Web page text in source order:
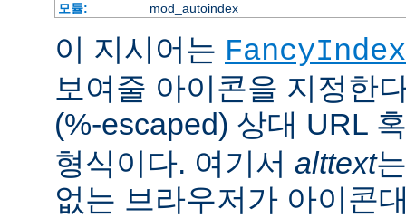
모듈:
mod_autoindex
이 지시어는
보여줄 아이콘을 지정한
(%-escaped) 상대 URL
형식이다. 여기서 alttext
없는 브라우저가 아이콘